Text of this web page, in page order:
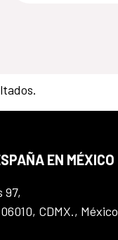
EN MÉXICO
97,
CDMX., México